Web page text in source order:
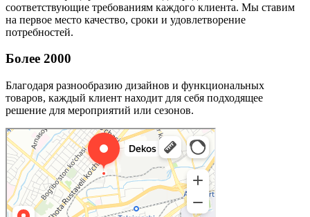
соответствующие требованиям каждого клиента. Мы ставим
на первое место качество, сроки и удовлетворение
потребностей.
Более 2000
Благодаря разнообразию дизайнов и функциональных
товаров, каждый клиент находит для себя подходящее
решение для мероприятий или сезонов.